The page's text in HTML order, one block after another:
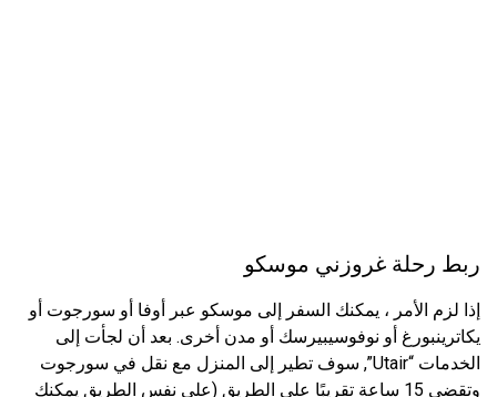
ربط رحلة غروزني موسكو
إذا لزم الأمر ، يمكنك السفر إلى موسكو عبر أوفا أو سورجوت أو
يكاترينبورغ أو نوفوسيبيرسك أو مدن أخرى. بعد أن لجأت إلى
الخدمات “Utair”, سوف تطير إلى المنزل مع نقل في سورجوت
وتقضي 15 ساعة تقريبًا على الطريق (على نفس الطريق يمكنك